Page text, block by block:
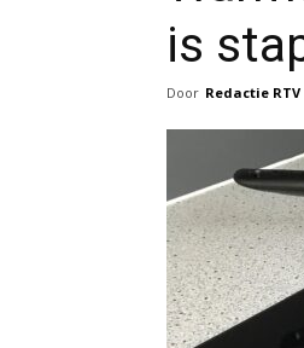
is
Door Redactie